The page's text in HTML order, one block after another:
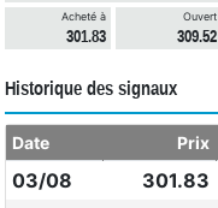
Acheté à
301.83
Ouvert
309.52
Historique des signaux
Date Prix
03/08 301.83